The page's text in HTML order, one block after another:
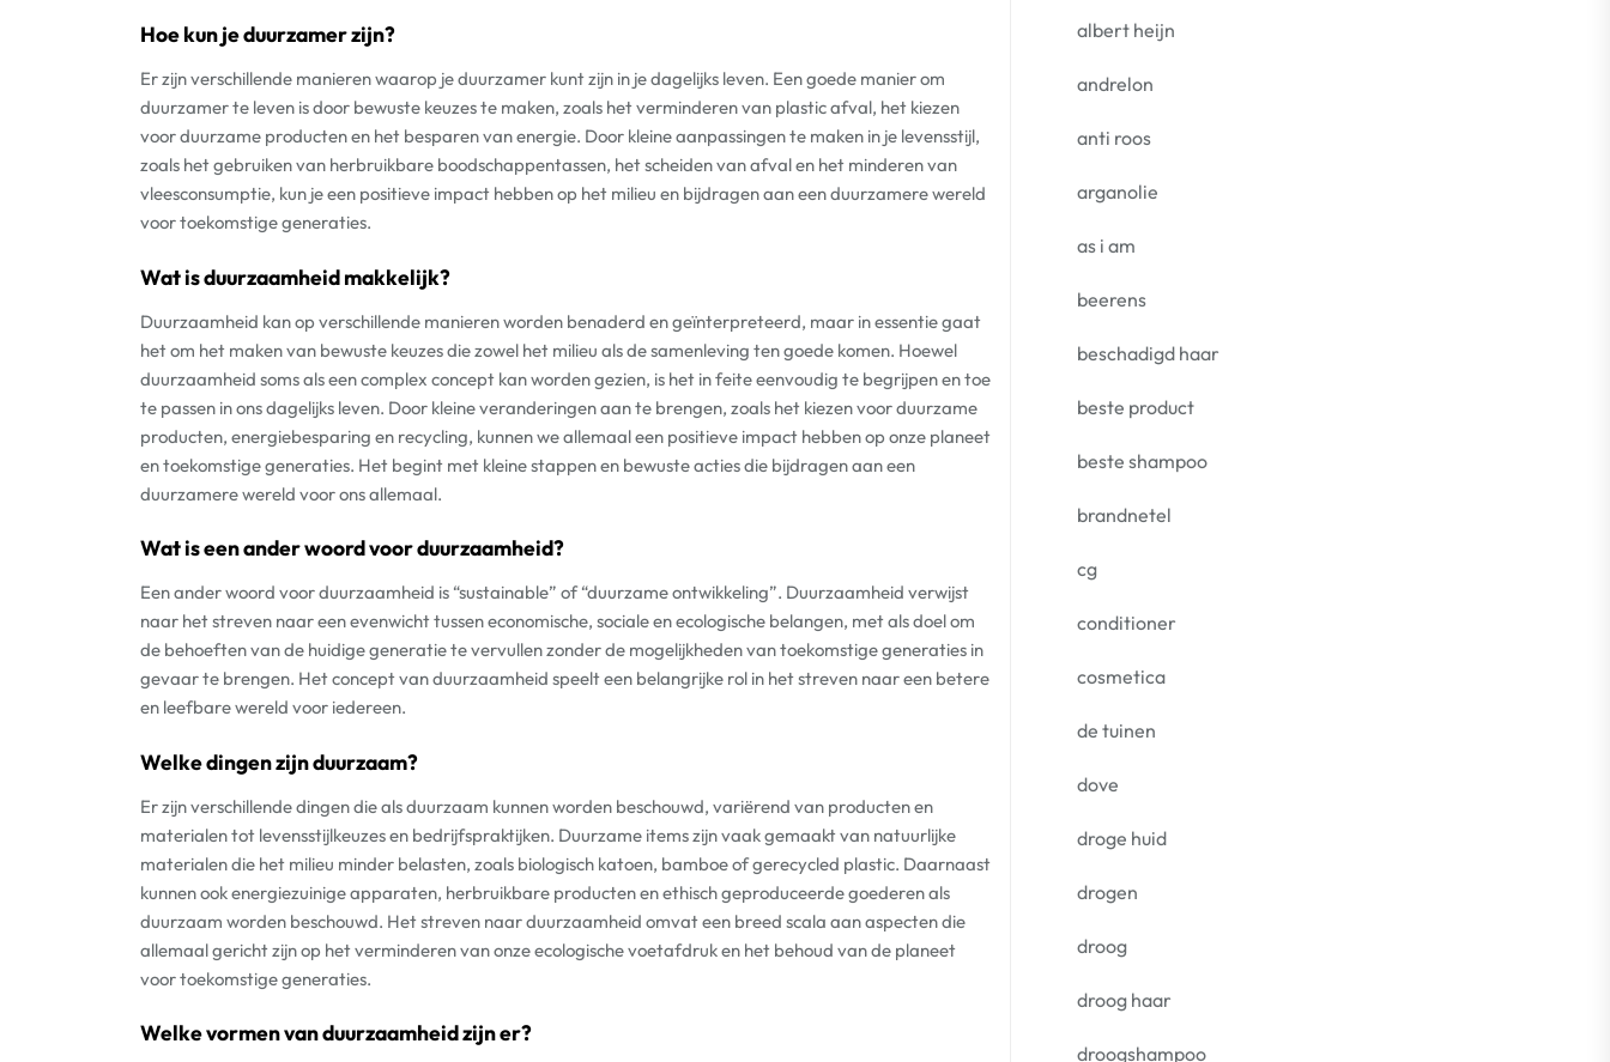
Hoe kun je duurzamer zijn?
Er zijn verschillende manieren waarop je duurzamer kunt zijn in je dagelijks leven. Een goede manier om
duurzamer te leven is door bewuste keuzes te maken, zoals het verminderen van plastic afval, het kiezen
voor duurzame producten en het besparen van energie. Door kleine aanpassingen te maken in je levensstijl,
zoals het gebruiken van herbruikbare boodschappentassen, het scheiden van afval en het minderen van
vleesconsumptie, kun je een positieve impact hebben op het milieu en bijdragen aan een duurzamere wereld
voor toekomstige generaties.
Wat is duurzaamheid makkelijk?
Duurzaamheid kan op verschillende manieren worden benaderd en geïnterpreteerd, maar in essentie gaat
het om het maken van bewuste keuzes die zowel het milieu als de samenleving ten goede komen. Hoewel
duurzaamheid soms als een complex concept kan worden gezien, is het in feite eenvoudig te begrijpen en toe
te passen in ons dagelijks leven. Door kleine veranderingen aan te brengen, zoals het kiezen voor duurzame
producten, energiebesparing en recycling, kunnen we allemaal een positieve impact hebben op onze planeet
en toekomstige generaties. Het begint met kleine stappen en bewuste acties die bijdragen aan een
duurzamere wereld voor ons allemaal.
Wat is een ander woord voor duurzaamheid?
Een ander woord voor duurzaamheid is “sustainable” of “duurzame ontwikkeling”. Duurzaamheid verwijst
naar het streven naar een evenwicht tussen economische, sociale en ecologische belangen, met als doel om
de behoeften van de huidige generatie te vervullen zonder de mogelijkheden van toekomstige generaties in
gevaar te brengen. Het concept van duurzaamheid speelt een belangrijke rol in het streven naar een betere
en leefbare wereld voor iedereen.
Welke dingen zijn duurzaam?
Er zijn verschillende dingen die als duurzaam kunnen worden beschouwd, variërend van producten en
materialen tot levensstijlkeuzes en bedrijfspraktijken. Duurzame items zijn vaak gemaakt van natuurlijke
materialen die het milieu minder belasten, zoals biologisch katoen, bamboe of gerecycled plastic. Daarnaast
kunnen ook energiezuinige apparaten, herbruikbare producten en ethisch geproduceerde goederen als
duurzaam worden beschouwd. Het streven naar duurzaamheid omvat een breed scala aan aspecten die
allemaal gericht zijn op het verminderen van onze ecologische voetafdruk en het behoud van de planeet
voor toekomstige generaties.
Welke vormen van duurzaamheid zijn er?
albert heijn
andrelon
anti roos
arganolie
as i am
beerens
beschadigd haar
beste product
beste shampoo
brandnetel
cg
conditioner
cosmetica
de tuinen
dove
droge huid
drogen
droog
droog haar
droogshampoo